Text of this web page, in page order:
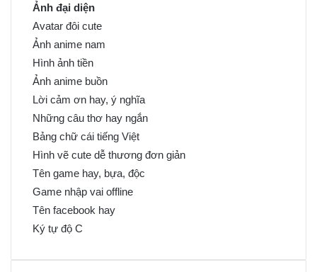
Ảnh đại diện
Avatar đôi cute
Ảnh anime nam
Hình ảnh tiền
Ảnh anime buồn
Lời cảm ơn hay, ý nghĩa
Những câu thơ hay ngắn
Bảng chữ cái tiếng Việt
Hình vẽ cute dễ thương đơn giản
Tên game hay, bựa, độc
Game nhập vai offline
Tên facebook hay
Ký tự độ C